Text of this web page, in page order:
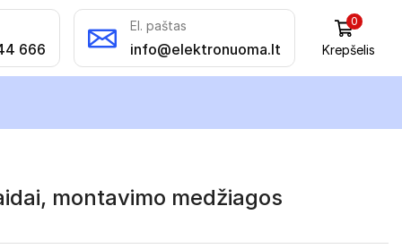
666
El. paštas
info@elektronuoma.lt
0
Krepšelis
montavimo medžiagos